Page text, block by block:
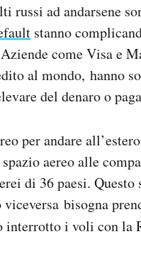
russi ad andarsene
stanno
come Visa e
al mondo, hanno
del denaro o
per andare
aereo alle
di 36 paesi. Questo
bisogna
interrotto i voli con la